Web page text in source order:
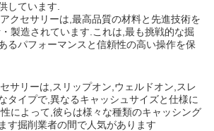
しています.
クセサリーは,最高品質の材料と先進技術を
製造されています.これは,最も挑戦的な掘
るパフォーマンスと信頼性の高い操作を保
サリーは,スリップオン,ウェルドオン,スレ
タイプで,異なるキャッシュサイズと仕様に
によって,彼らは様々な種類のキャッシング
す掘削業者の間で人気があります